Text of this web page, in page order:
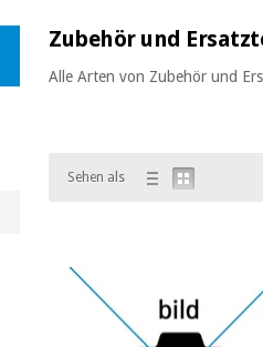
Zubehör und
Alle Arten von Zubehör und
Sehen als